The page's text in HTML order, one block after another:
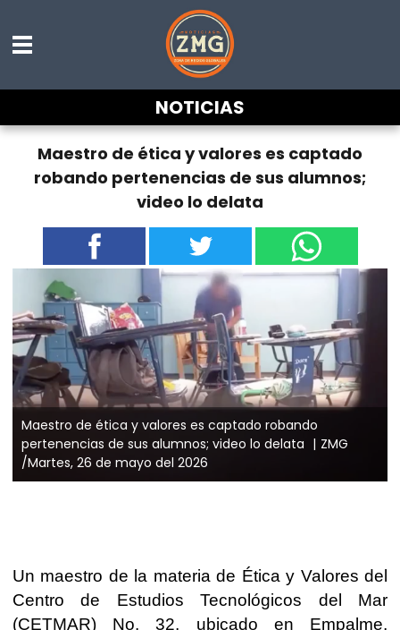
NOTICIAS
Maestro de ética y valores es captado
robando pertenencias de sus alumnos;
video lo delata
Maestro de ética y valores es captado robando
pertenencias de sus alumnos; video lo delata
ZMG
/Martes, 26 de mayo del 2026
Un maestro de la materia de Ética y Valores del
Centro de Estudios Tecnológicos del Mar
(CETMAR) No. 32, ubicado en Empalme,